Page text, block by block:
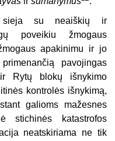
sieja su neaiškių ir
poveikiu žmogaus
apakinimu ir jo
pavojingas
Rytų blokų išnykimo
kontrolės išnykimą,
galioms mažesnes
stichinės katastrofos
neatskiriama ne tik